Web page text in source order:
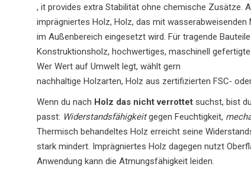
, it provides extra Stabilität ohne chemische Zusätze.
imprägniertes Holz, Holz, das mit wasserabweisenden
im Außenbereich eingesetzt wird. Für tragende
Konstruktionsholz, hochwertiges, maschinell
Wer Wert auf Umwelt legt, wählt gern
nachhaltige Holzarten, Holz aus zertifizierten FSC‑
Wenn du nach Holz das nicht verrottet suchst, bist
passt: Widerstandsfähigkeitgegen Feuchtigkeit,
Thermisch behandeltes Holz erreicht seine
stark mindert. Imprägniertes Holz dagegen nutzt
Anwendung kann die Atmungsfähigkeit leiden.